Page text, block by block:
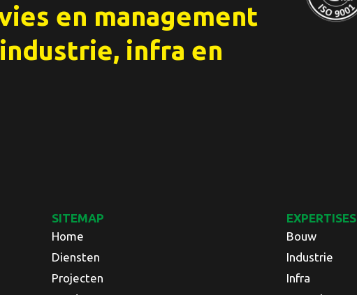
en management
infra en
SITEMAP
Home
Diensten
Projecten
EXPERTISES
Bouw
Industrie
Infra